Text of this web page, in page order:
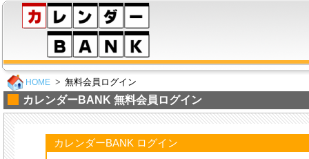
HOME 無料会員ログイン
カレンダーBANK 無料会員ログイン
カレンダーBANK ログイン